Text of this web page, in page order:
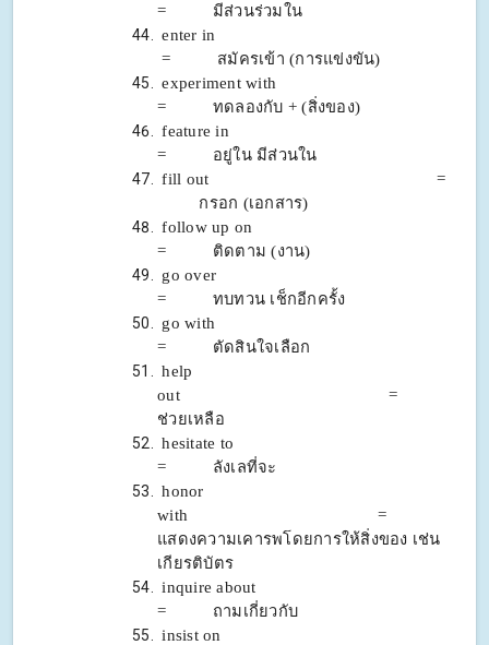
= มีส่วนร่วมใน
enter in
= สมัครเข้า (การแข่งขัน)
experiment with
= ทดลองกับ + (สิ่งของ)
feature in
= อยู่ใน มีส่วนใน
fill out =
กรอก (เอกสาร)
follow up on
= ติดตาม (งาน)
go over
= ทบทวน เช็กอีกครั้ง
go with
= ตัดสินใจเลือก
help
out =
ช่วยเหลือ
hesitate to
= ลังเลที่จะ
honor
with =
แสดงความเคารพโดยการให้สิ่งของ เช่น
เกียรติบัตร
inquire about
= ถามเกี่ยวกับ
insist on